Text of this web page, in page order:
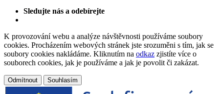
Sledujte nás a odebírejte
K provozování webu a analýze návštěvnosti používáme soubory
cookies. Procházením webových stránek jste srozuměni s tím, jak se
soubory cookies nakládáme. Kliknutím na odkaz zjistíte více o
souborech cookies, jak je používáme a jak je povolit či zakázat.
Odmítnout Souhlasím